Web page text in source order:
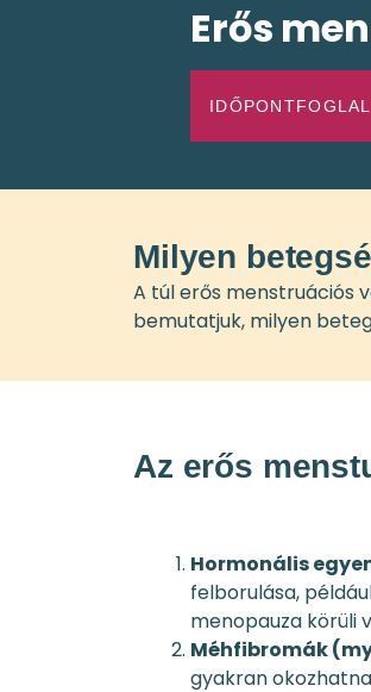
Erős
Milyen
A túl erős menstruációs
bemutatjuk, milyen
Az erős
Hormonális
felborulása,
menopauza körüli
Méhfibromák
gyakran